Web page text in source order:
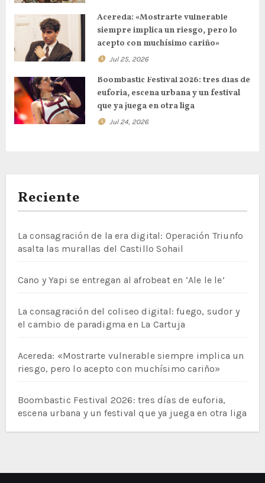
Acereda: «Mostrarte vulnerable
siempre implica un riesgo, pero lo
acepto con muchísimo cariño»
Jul 25, 2026
Boombastic Festival 2026: tres días de
euforia, escena urbana y un festival
que ya juega en otra liga
Jul 24, 2026
Reciente
La consagración de la era digital: Operación Triunfo
asalta las murallas del Castillo Sohail
Cano y Yapi se entregan al afrobeat en ‘Ale le le’
La consagración del coliseo digital: fuego, sudor y
el cambio de paradigma en La Cartuja
Acereda: «Mostrarte vulnerable siempre implica un
riesgo, pero lo acepto con muchísimo cariño»
Boombastic Festival 2026: tres días de euforia,
escena urbana y un festival que ya juega en otra liga